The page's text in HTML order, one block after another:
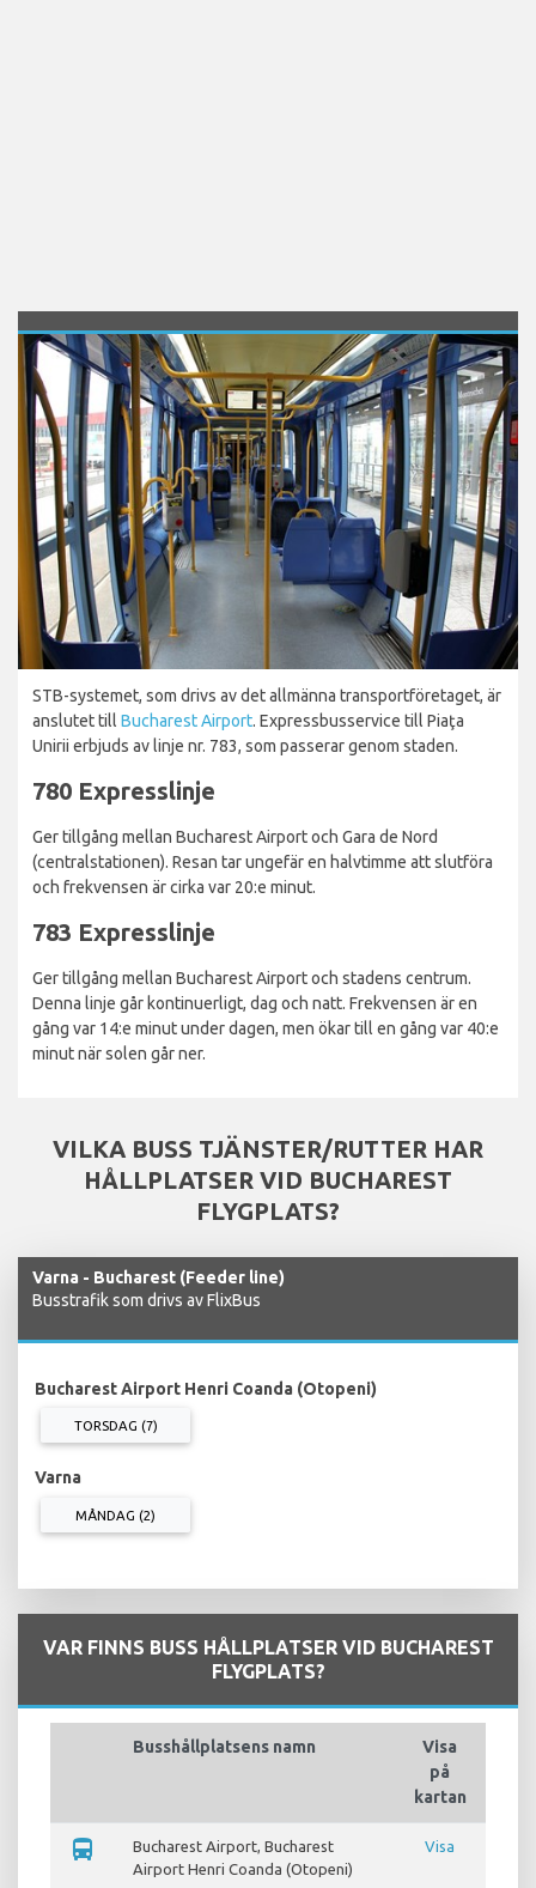
STB-systemet, som drivs av det allmänna transportföretaget, är
anslutet till Bucharest Airport. Expressbusservice till Piaţa
Unirii erbjuds av linje nr. 783, som passerar genom staden.
780 Expresslinje
Ger tillgång mellan Bucharest Airport och Gara de Nord
(centralstationen). Resan tar ungefär en halvtimme att slutföra
och frekvensen är cirka var 20:e minut.
783 Expresslinje
Ger tillgång mellan Bucharest Airport och stadens centrum.
Denna linje går kontinuerligt, dag och natt. Frekvensen är en
gång var 14:e minut under dagen, men ökar till en gång var 40:e
minut när solen går ner.
VILKA BUSS TJÄNSTER/RUTTER HAR
HÅLLPLATSER VID BUCHAREST
FLYGPLATS?
Varna - Bucharest (Feeder line)
Busstrafik som drivs av FlixBus
Bucharest Airport Henri Coanda (Otopeni)
TORSDAG (7)
Varna
MÅNDAG (2)
VAR FINNS BUSS HÅLLPLATSER VID BUCHAREST
FLYGPLATS?
Busshållplatsens namn
Visa
på
kartan
directions_bus
Bucharest Airport, Bucharest
Airport Henri Coanda (Otopeni)
Visa